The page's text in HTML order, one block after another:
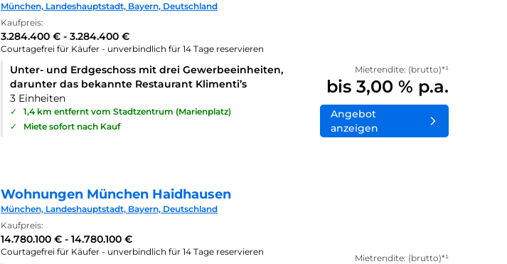
München, Landeshauptstadt, Bayern, Deutschland
Kaufpreis:
3.284.400 € - 3.284.400 €
Courtagefrei für Käufer - unverbindlich für 14 Tage reservieren
Unter- und Erdgeschoss mit drei Gewerbeeinheiten,
darunter das bekannte Restaurant Klimenti’s
3 Einheiten
✓
1,4 km entfernt vom Stadtzentrum (Marienplatz)
✓
Miete sofort nach Kauf
Mietrendite: (brutto)*¹
bis 3,00 % p.a.
Angebot
anzeigen
Wohnungen München Haidhausen
München, Landeshauptstadt, Bayern, Deutschland
Kaufpreis:
14.780.100 € - 14.780.100 €
Courtagefrei für Käufer - unverbindlich für 14 Tage reservieren
Mietrendite: (brutto)*¹